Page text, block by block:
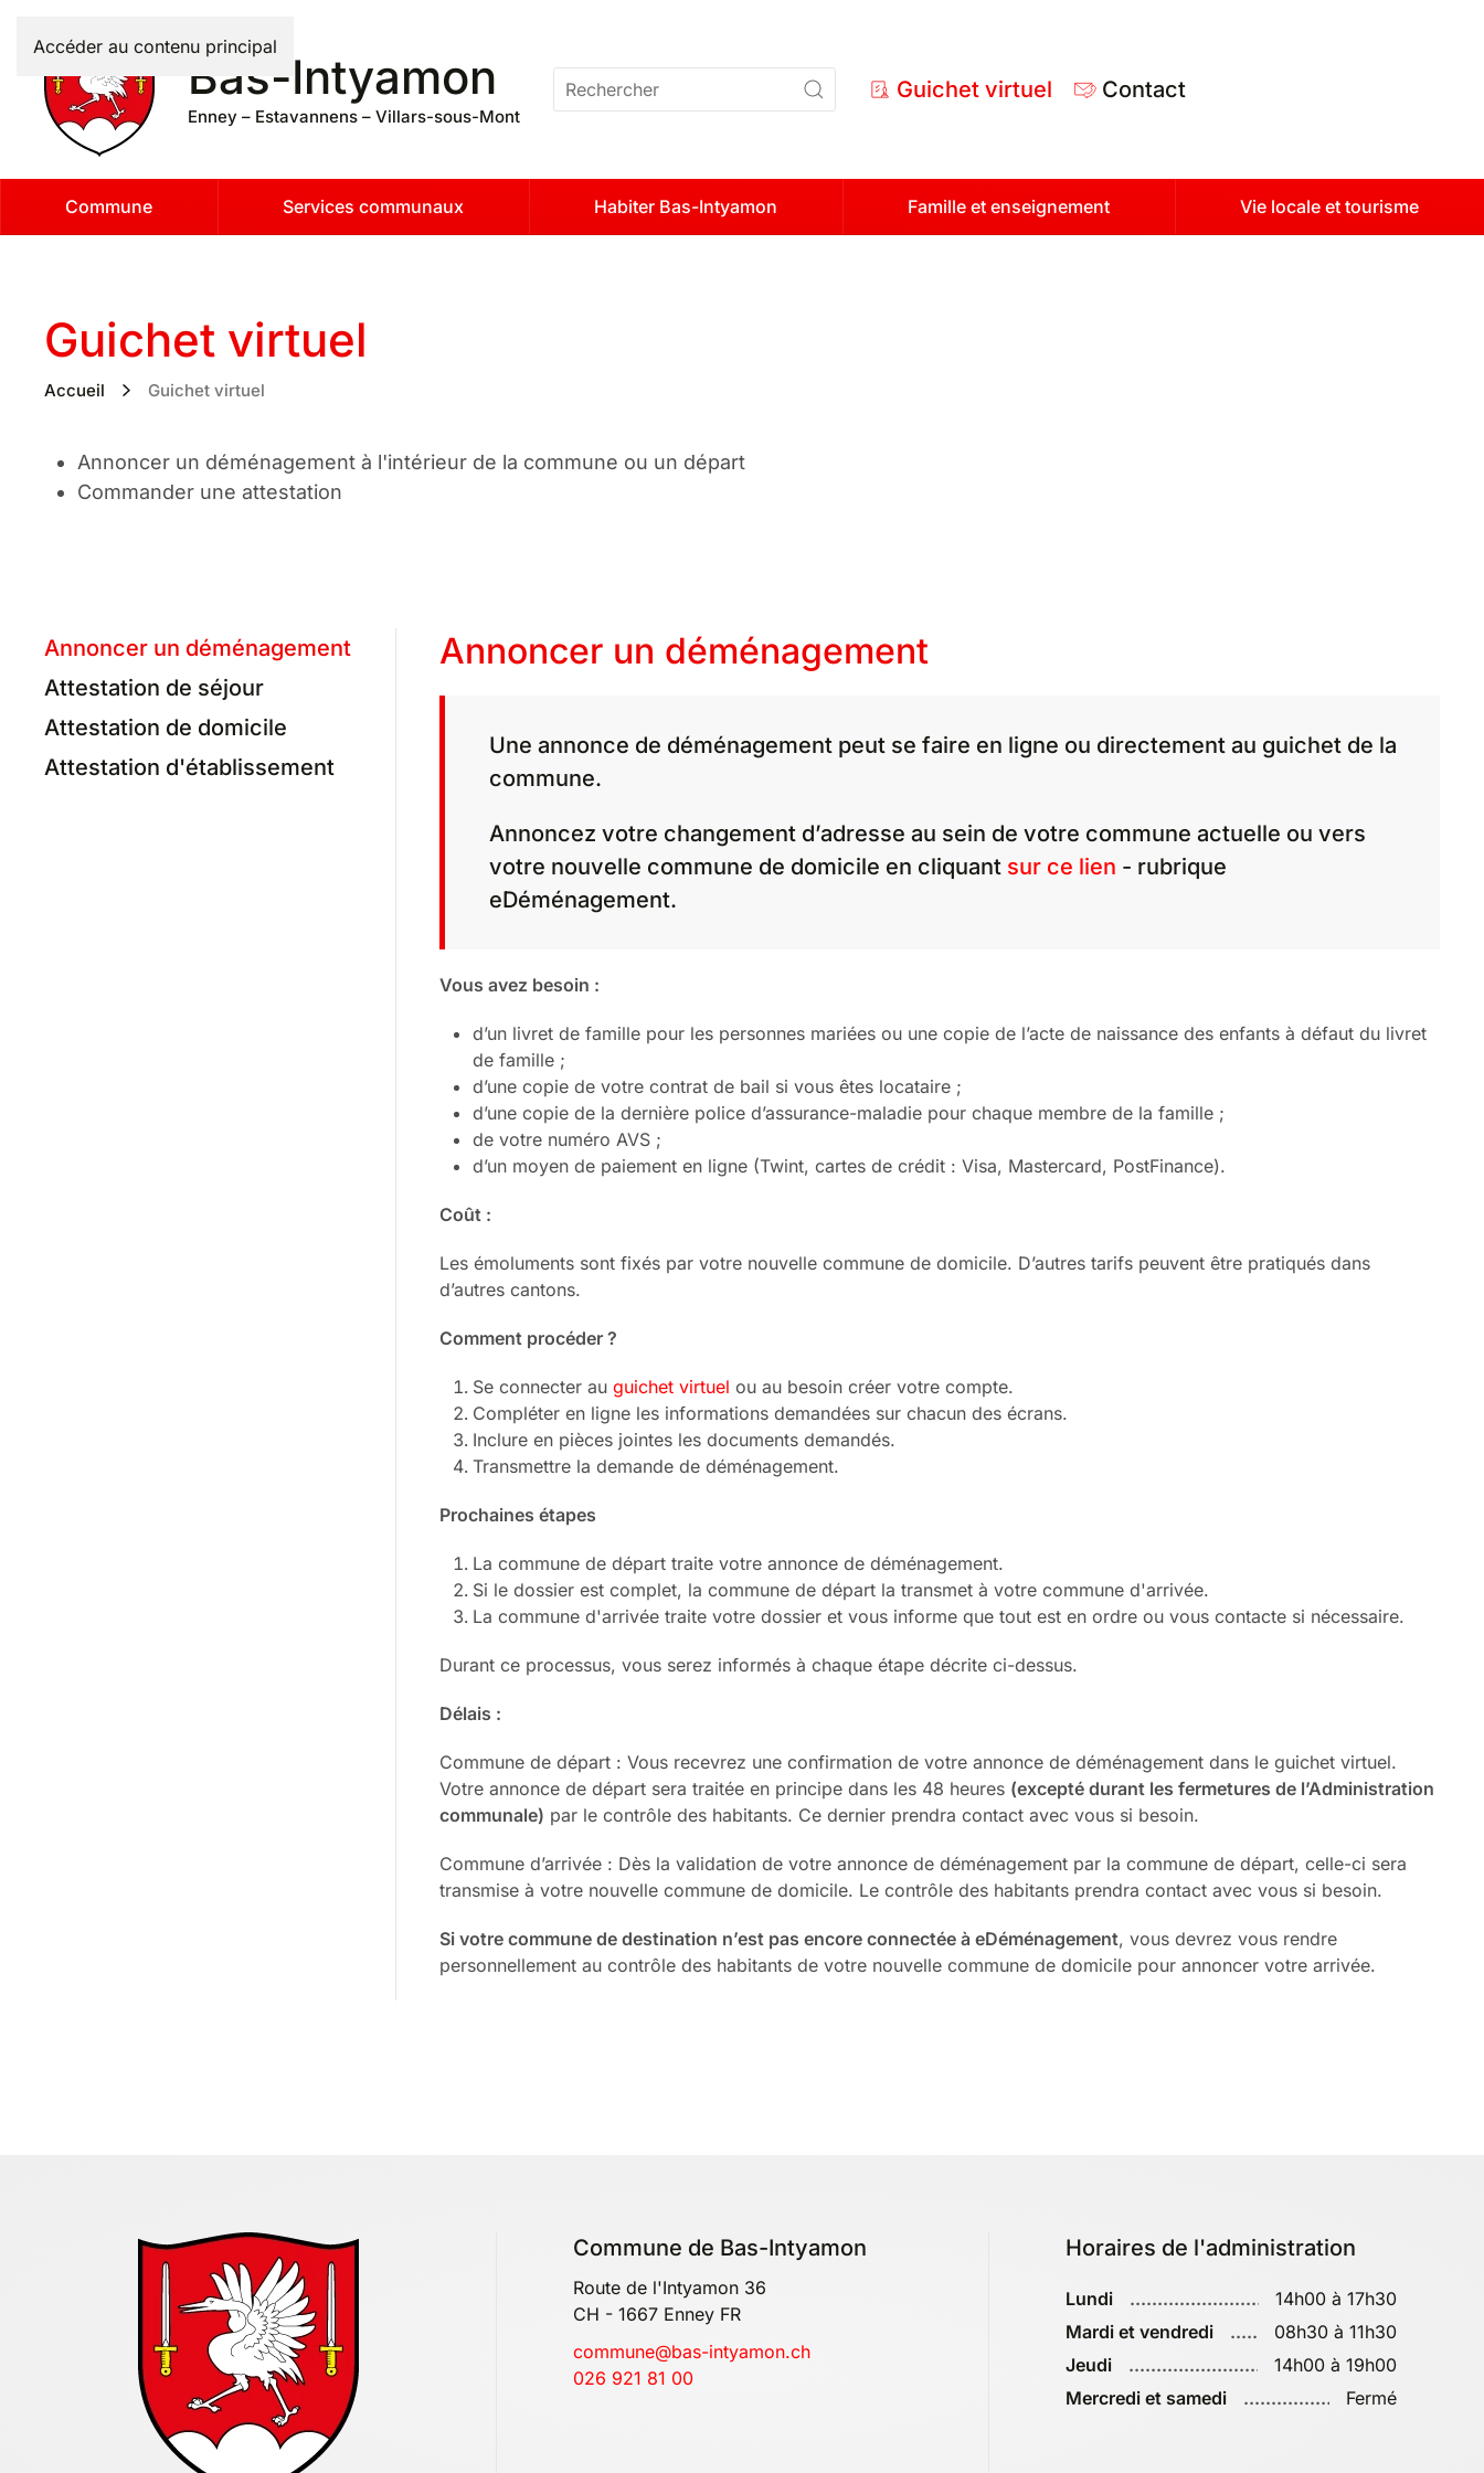
Accéder au contenu principal
Bas-Intyamon
Enney – Estavannens – Villars-sous-Mont
Guichet virtuel Contact
Commune Services communaux Habiter Bas-Intyamon Famille et enseignement Vie locale et tourisme
Guichet virtuel
Accueil Guichet virtuel
Annoncer un déménagement à l'intérieur de la commune ou un départ
Commander une attestation
Annoncer un déménagement
Attestation de séjour
Attestation de domicile
Attestation d'établissement
Annoncer un déménagement
Une annonce de déménagement peut se faire en ligne ou directement au guichet de la
commune.
Annoncez votre changement d’adresse au sein de votre commune actuelle ou vers
votre nouvelle commune de domicile en cliquant sur ce lien - rubrique
eDéménagement.
Vous avez besoin :
d’un livret de famille pour les personnes mariées ou une copie de l’acte de naissance des enfants à défaut du livret
de famille ;
d’une copie de votre contrat de bail si vous êtes locataire ;
d’une copie de la dernière police d’assurance-maladie pour chaque membre de la famille ;
de votre numéro AVS ;
d’un moyen de paiement en ligne (Twint, cartes de crédit : Visa, Mastercard, PostFinance).
Coût :
Les émoluments sont fixés par votre nouvelle commune de domicile. D’autres tarifs peuvent être pratiqués dans
d’autres cantons.
Comment procéder ?
Se connecter au guichet virtuel ou au besoin créer votre compte.
Compléter en ligne les informations demandées sur chacun des écrans.
Inclure en pièces jointes les documents demandés.
Transmettre la demande de déménagement.
Prochaines étapes
La commune de départ traite votre annonce de déménagement.
Si le dossier est complet, la commune de départ la transmet à votre commune d'arrivée.
La commune d'arrivée traite votre dossier et vous informe que tout est en ordre ou vous contacte si nécessaire.
Durant ce processus, vous serez informés à chaque étape décrite ci-dessus.
Délais :
Commune de départ : Vous recevrez une confirmation de votre annonce de déménagement dans le guichet virtuel.
Votre annonce de départ sera traitée en principe dans les 48 heures (excepté durant les fermetures de l’Administration
communale) par le contrôle des habitants. Ce dernier prendra contact avec vous si besoin.
Commune d’arrivée : Dès la validation de votre annonce de déménagement par la commune de départ, celle-ci sera
transmise à votre nouvelle commune de domicile. Le contrôle des habitants prendra contact avec vous si besoin.
Si votre commune de destination n’est pas encore connectée à eDéménagement, vous devrez vous rendre
personnellement au contrôle des habitants de votre nouvelle commune de domicile pour annoncer votre arrivée.
Commune de Bas-Intyamon
Route de l'Intyamon 36
CH - 1667 Enney FR
commune@bas-intyamon.ch
026 921 81 00
Horaires de l'administration
Lundi
14h00 à 17h30
Mardi et vendredi
08h30 à 11h30
Jeudi
14h00 à 19h00
Mercredi et samedi
Fermé